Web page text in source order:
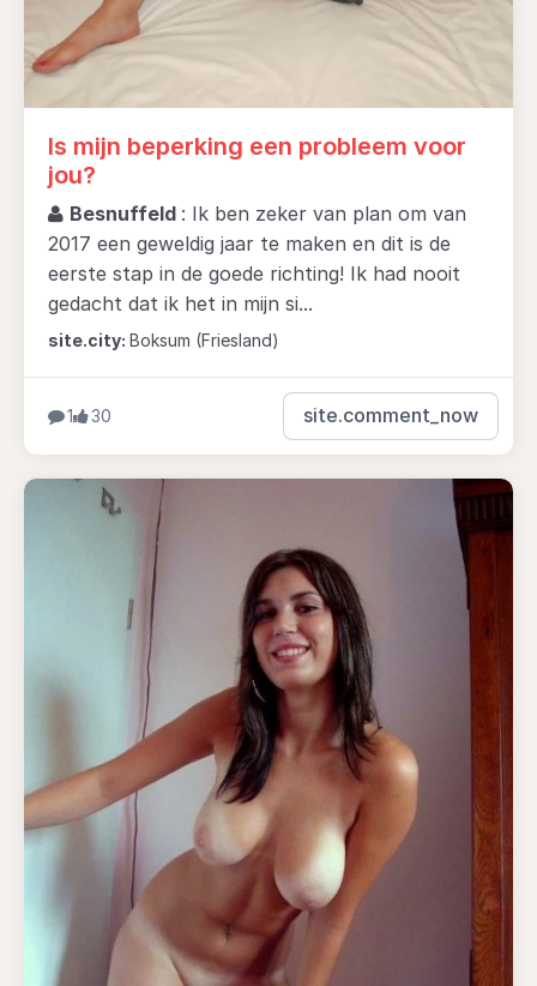
Is mijn beperking een probleem voor
jou?
Besnuffeld : Ik ben zeker van plan om van
2017 een geweldig jaar te maken en dit is de
eerste stap in de goede richting! Ik had nooit
gedacht dat ik het in mijn si...
site.city: Boksum (Friesland)
1 30 site.comment_now